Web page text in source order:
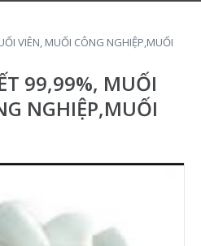
VIÊN, MUỐI CÔNG NGHIỆP,MUỐI
99,99%, MUỐI
NGHIỆP,MUỐI